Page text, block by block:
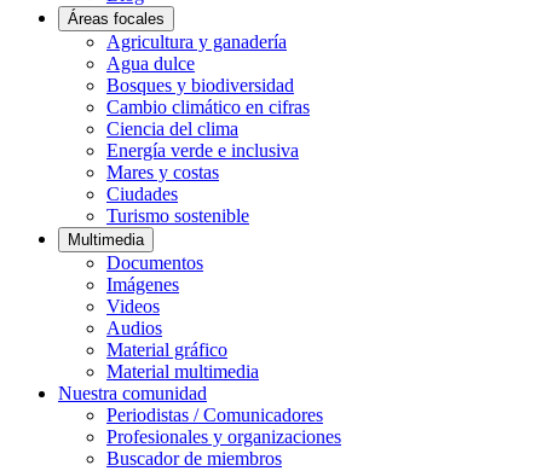
Áreas focales
Agricultura y ganadería
Agua dulce
Bosques y biodiversidad
Cambio climático en cifras
Ciencia del clima
Energía verde e inclusiva
Mares y costas
Ciudades
Turismo sostenible
Multimedia
Documentos
Imágenes
Videos
Audios
Material gráfico
Material multimedia
Nuestra comunidad
Periodistas / Comunicadores
Profesionales y organizaciones
Buscador de miembros